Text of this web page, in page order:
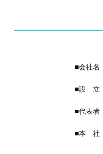
■会
■設
■代
■
東